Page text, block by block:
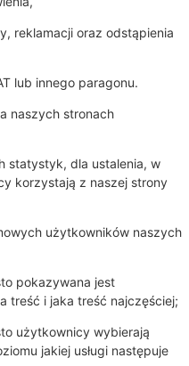
reklamacji oraz odstąpienia
lub innego paragonu.
naszych stronach
statystyk, dla ustalenia, w
korzystają z naszej strony
użytkowników naszych
pokazywana jest
treść i jaka treść najczęściej;
użytkownicy wybierają
jakiej usługi następuje